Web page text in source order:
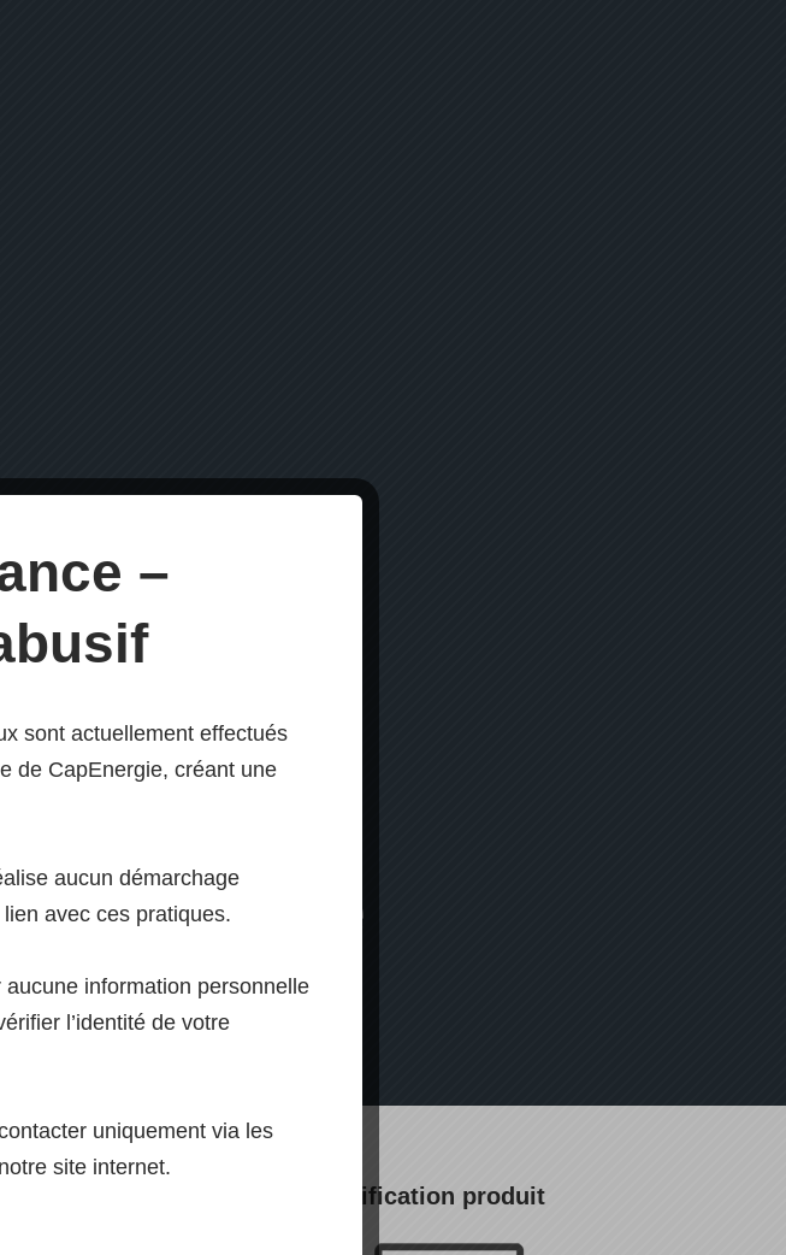
site isolé
pour site
Certification produit
–
sont actuellement effectués
de CapEnergie, créant une
aucun démarchage
avec ces pratiques.
information personnelle
l’identité de votre
uniquement via les
site internet.